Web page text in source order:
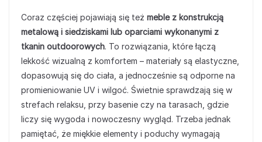
Coraz częściej pojawiają się też meble z konstrukcją
metalową i siedziskami lub oparciami wykonanymi z
tkanin outdoorowych. To rozwiązania, które łączą
lekkość wizualną z komfortem – materiały są elastyczne,
dopasowują się do ciała, a jednocześnie są odporne na
promieniowanie UV i wilgoć. Świetnie sprawdzają się w
strefach relaksu, przy basenie czy na tarasach, gdzie
liczy się wygoda i nowoczesny wygląd. Trzeba jednak
pamiętać, że miękkie elementy i poduchy wymagają